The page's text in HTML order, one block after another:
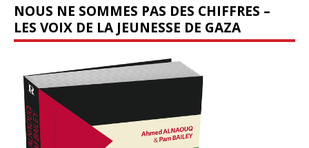
NOUS NE SOMMES PAS DES CHIFFRES –
LES VOIX DE LA JEUNESSE DE GAZA